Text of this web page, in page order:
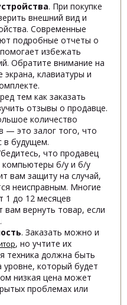
. При покупке
внешний вид и
Современные
подробные отчеты о
избежать
Обратите внимание на
экрана, клавиатуры и
тем как заказать
отзывы о продавце.
количество
— это залог того, что
в будущем.
что продавец
компьютеры б/у и б/у
вам защиту на случай,
неисправным. Многие
1 до 12 месяцев
вам вернуть товар, если
. Заказать можно и
, но учтите их
техника должна быть
который будет
низкая цена может
проблемах или